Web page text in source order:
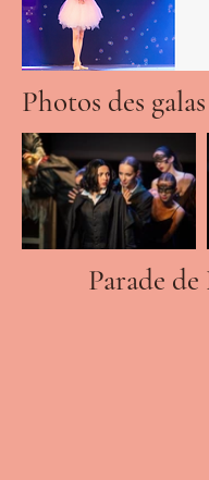
Photos des galas
Parade